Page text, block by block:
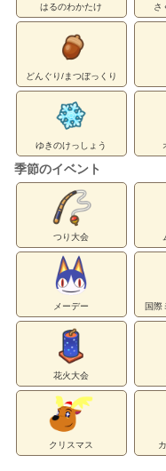
はるのわかたけ さ
どんぐり/まつぼっくり
ゆきのけっしょう
季節のイベント
つり大会
メーデー 国際
花火大会
クリスマス